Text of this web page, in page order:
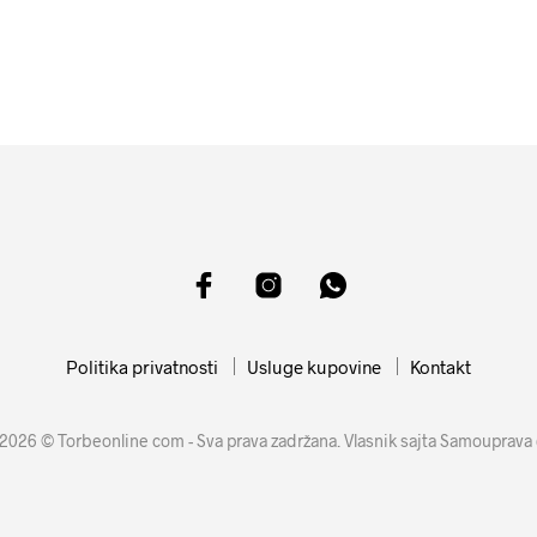
Politika privatnosti Usluge kupovine Kontakt
© Torbeonline com - Sva prava zadržana. Vlasnik sajta Samouprava